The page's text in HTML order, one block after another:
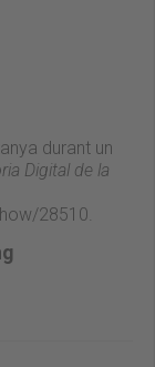
durant un
Digital de la
28510